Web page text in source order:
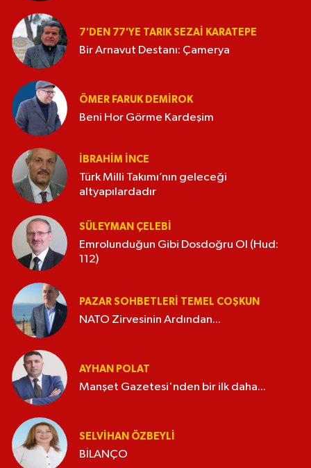
7'DEN 77'YE TARIK SEZAI KARATEPE
Bir Arnavut Destanı: Çamerya
ÖMER FARUK DEMIROK
Beni Hor Görme Kardeşim
İBRAHIM İNCE
Türk Milli Takımı’nın geleceği
altyapılardadır
SÜLEYMAN ÇELEBI
Emrolunduğun Gibi Dosdoğru Ol (Hud:
112)
PAZAR SOHBETLERI TEMEL COŞKUN
NATO Zirvesinin Ardından...
AYHAN POLAT
Manşet Gazetesi'nden bir ilk daha...
SELVIHAN ÖZBEYLI
BİLANÇO